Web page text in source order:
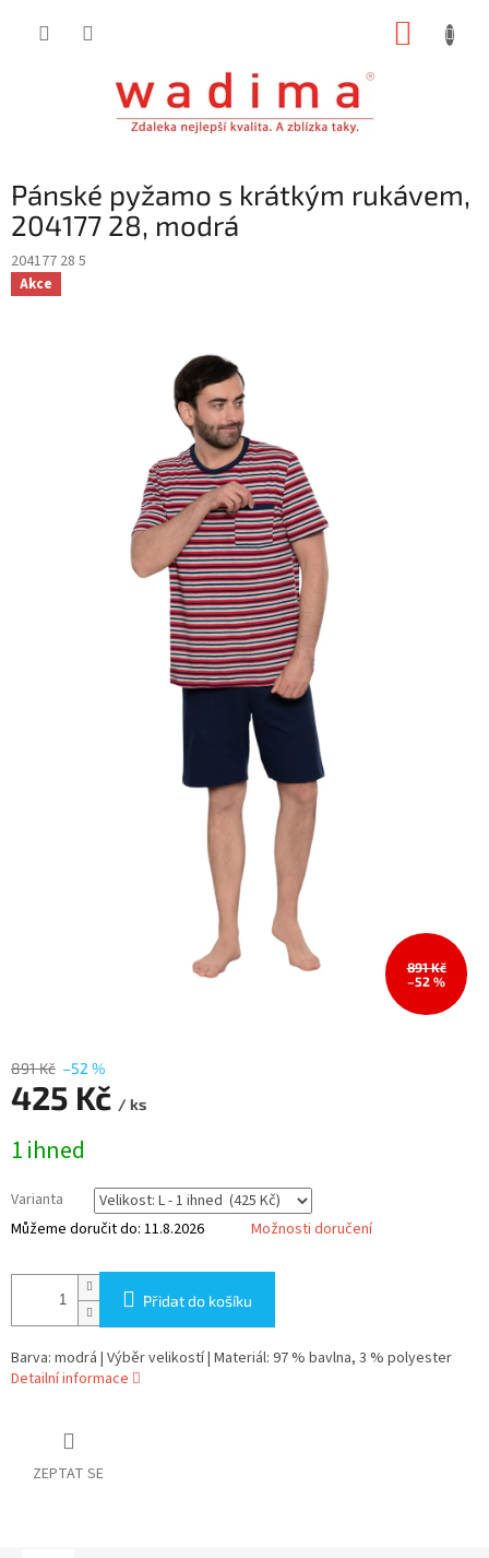
Pánské pyžamo s krátkým rukávem,
204177 28, modrá
204177 28 5
Akce
891 Kč
–52 %
891 Kč –52 %
425 Kč / ks
cena:
1 ihned
Varianta
Můžeme doručit do: 11.8.2026 Možnosti doručení
Přidat do košíku
Barva: modrá | Výběr velikostí | Materiál: 97 % bavlna, 3 % polyester
Detailní informace
ZEPTAT SE